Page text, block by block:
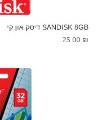
SANDISK 8GB דיסק און קי
25.00 ₪